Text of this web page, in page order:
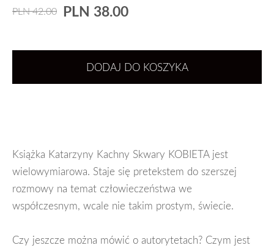
PLN 42.00 PLN 38.00
DODAJ DO KOSZYKA
Książka Katarzyny Kachny Skwary KOBIETA jest
wielowymiarowa. Staje się pretekstem do szerszej
rozmowy na temat człowieczeństwa we
współczesnym, wcale nie takim prostym, świecie.
Czy jeszcze można mówić o autorytetach? Czym jest